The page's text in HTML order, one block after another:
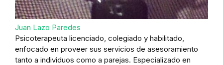
Juan Lazo Paredes
Psicoterapeuta licenciado, colegiado y habilitado,
enfocado en proveer sus servicios de asesoramiento
tanto a individuos como a parejas. Especializado en